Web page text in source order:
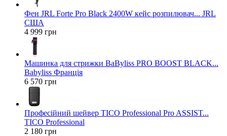
Фен JRL Forte Pro Black 2400W кейс розпилювач... JRL
США
4 999 грн
Машинка для стрижки BaByliss PRO BOOST BLACK...
Babyliss Франція
6 570 грн
Професійний шейвер TICO Professional Pro ASSIST...
TICO Professional
2 180 грн